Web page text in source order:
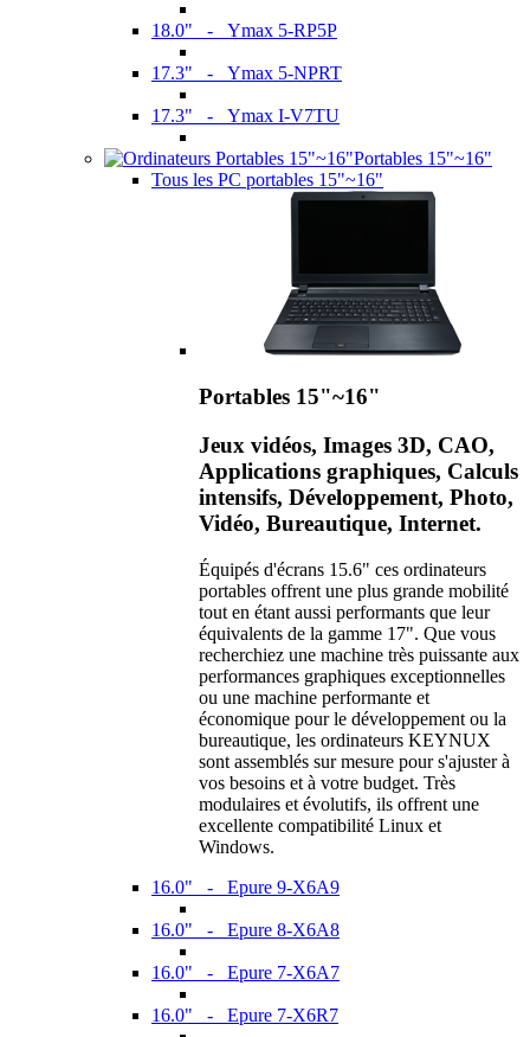
18.0" - Ymax 5-RP5P
17.3" - Ymax 5-NPRT
17.3" - Ymax I-V7TU
Portables 15"~16"
Tous les PC portables 15"~16"
Portables 15"~16"
Jeux vidéos, Images 3D, CAO,
Applications graphiques, Calculs
intensifs, Développement, Photo,
Vidéo, Bureautique, Internet.
Équipés d'écrans 15.6" ces ordinateurs
portables offrent une plus grande mobilité
tout en étant aussi performants que leur
équivalents de la gamme 17". Que vous
recherchiez une machine très puissante aux
performances graphiques exceptionnelles
ou une machine performante et
économique pour le développement ou la
bureautique, les ordinateurs KEYNUX
sont assemblés sur mesure pour s'ajuster à
vos besoins et à votre budget. Très
modulaires et évolutifs, ils offrent une
excellente compatibilité Linux et
Windows.
16.0" - Epure 9-X6A9
16.0" - Epure 8-X6A8
16.0" - Epure 7-X6A7
16.0" - Epure 7-X6R7